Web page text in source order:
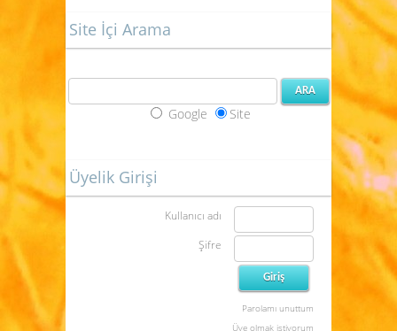
Site İçi Arama
Google Site
Üyelik Girişi
Kullanıcı adı
Şifre
Parolamı unuttum
Üye olmak istiyorum